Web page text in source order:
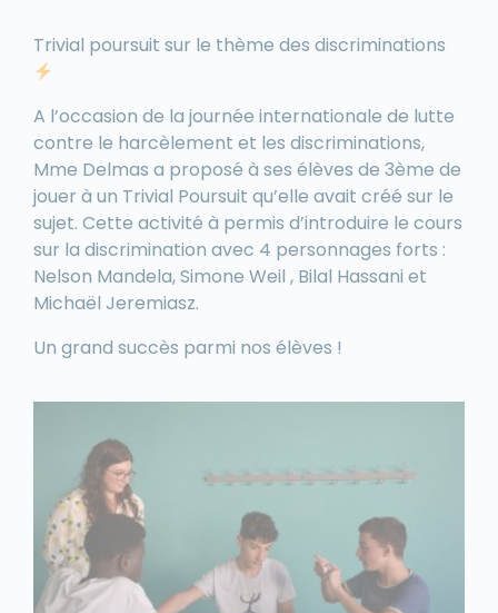
Trivial poursuit sur le thème des discriminations
A l’occasion de la journée internationale de lutte
contre le harcèlement et les discriminations,
Mme Delmas a proposé à ses élèves de 3ème de
jouer à un Trivial Poursuit qu’elle avait créé sur le
sujet. Cette activité à permis d’introduire le cours
sur la discrimination avec 4 personnages forts :
Nelson Mandela, Simone Weil , Bilal Hassani et
Michaël Jeremiasz.
Un grand succès parmi nos élèves !